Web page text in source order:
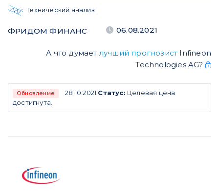
Технический анализ
ФРИДОМ ФИНАНС 06.08.2021
А что думает лучший прогнозист Infineon
Technologies AG?
Обновление 28.10.2021 Статус: Целевая цена
достигнута.